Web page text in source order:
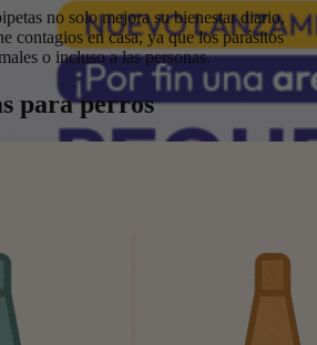
no solo mejora su bienestar diario,
contagios en casa, ya que los parásitos
o incluso a las personas.
para perros